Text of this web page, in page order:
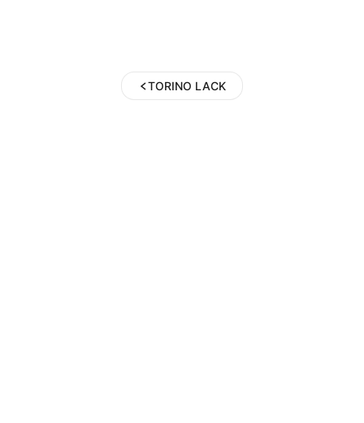
TORINO LACK